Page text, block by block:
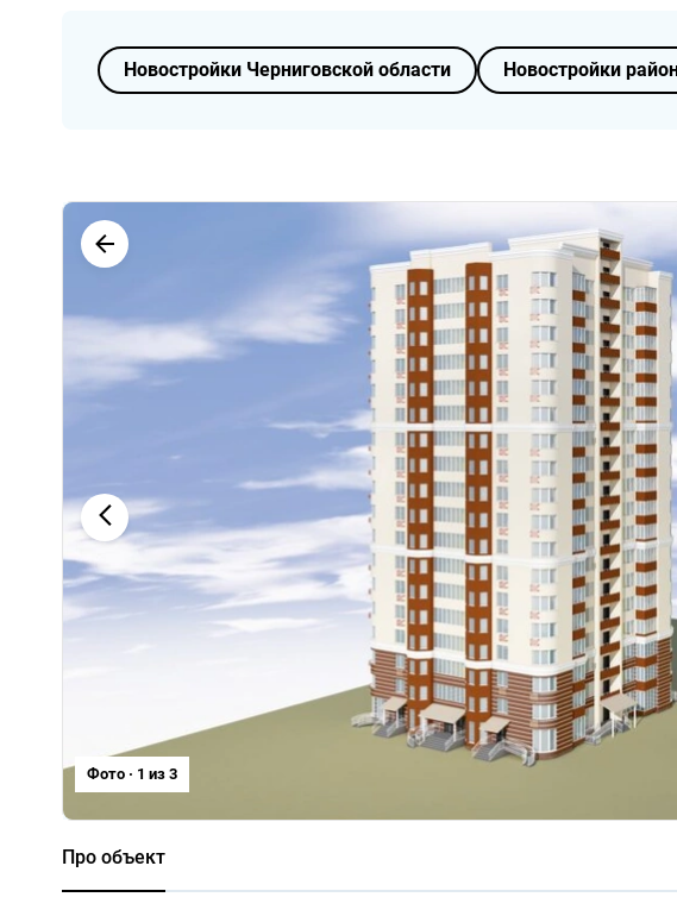
Новостройки Черниговской области Новостройки
Фото · 1 из 3
Про объект